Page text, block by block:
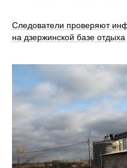
Следователи проверяют
на дзержинской базе отдыха